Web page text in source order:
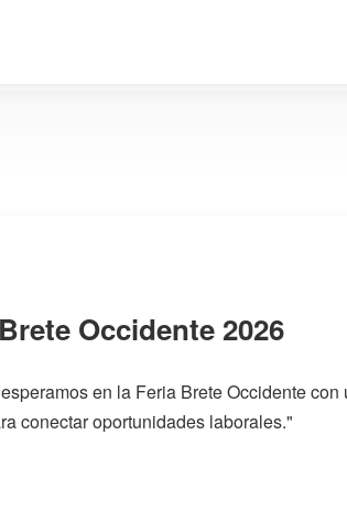
Occidente 2026
en la Feria Brete Occidente con
conectar oportunidades laborales."